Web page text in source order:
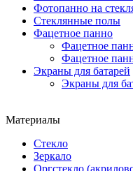
Фотопанно на
Стеклянные полы
Фацетное панно
Фацетное
Фацетное
Экраны для батарей
Экраны для
Материалы
Стекло
Зеркало
Оргстекло